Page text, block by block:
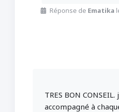
Réponse de Ematika
TRES BON CONSEIL.
accompagné à